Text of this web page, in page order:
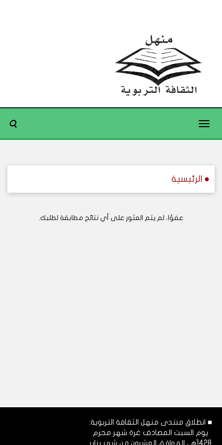
Toggle
● الرئيسية
عفوًا، لم يتم العثور على أي نتائج مطابقة لطلبك.
■ انطلاق منتدى منهل الثقافة التربوية:
يوم السبت المصادف غرة شهر محرم
1428هـ، الموافق العشرون من شهر يناير